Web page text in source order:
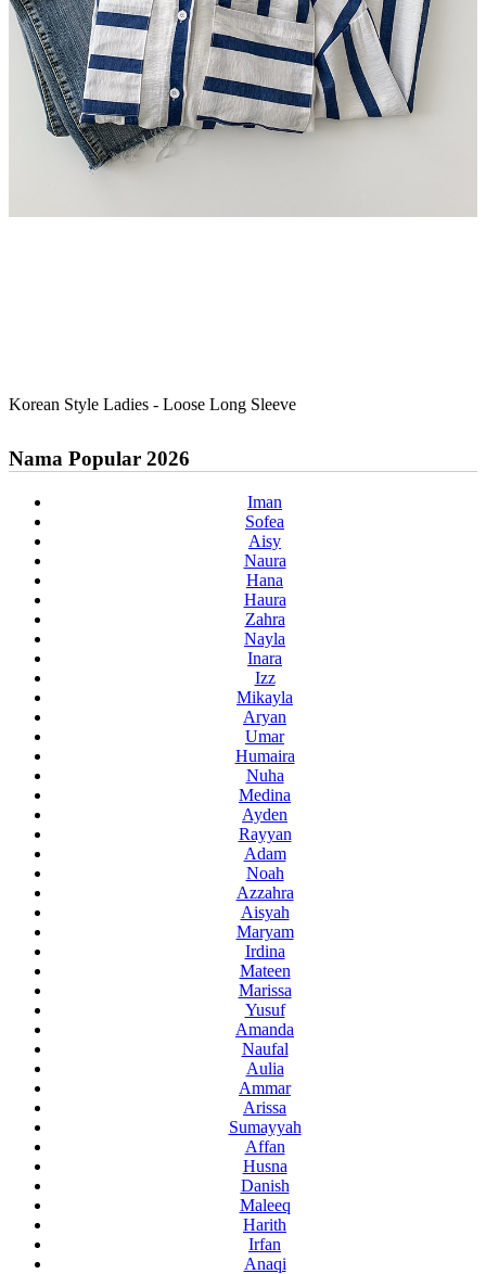
Korean Style Ladies - Loose Long Sleeve
Nama Popular 2026
Iman
Sofea
Aisy
Naura
Hana
Haura
Zahra
Nayla
Inara
Izz
Mikayla
Aryan
Umar
Humaira
Nuha
Medina
Ayden
Rayyan
Adam
Noah
Azzahra
Aisyah
Maryam
Irdina
Mateen
Marissa
Yusuf
Amanda
Naufal
Aulia
Ammar
Arissa
Sumayyah
Affan
Husna
Danish
Maleeq
Harith
Irfan
Anaqi